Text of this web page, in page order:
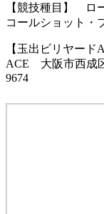
【競技種目】 ロ
コールショット・
【玉出ビリヤー
ACE 大阪市西成
9674